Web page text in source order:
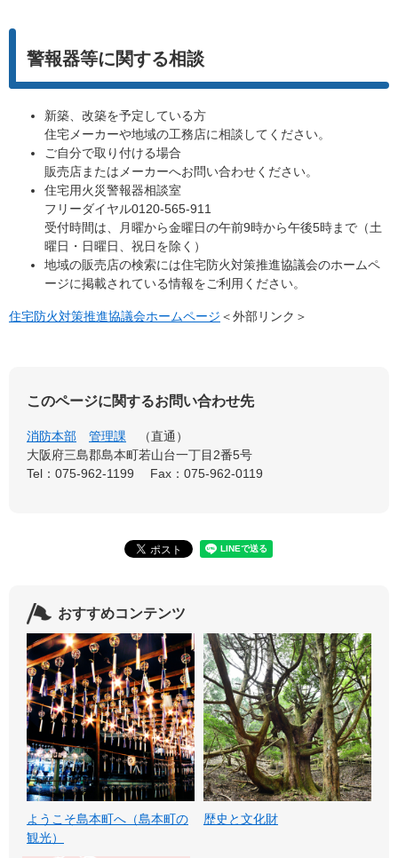
警報器等に関する相談
新築、改築を予定している方
住宅メーカーや地域の工務店に相談してください。
ご自分で取り付ける場合
販売店またはメーカーへお問い合わせください。
住宅用火災警報器相談室
フリーダイヤル0120-565-911
受付時間は、月曜から金曜日の午前9時から午後5時まで（土
曜日・日曜日、祝日を除く）
地域の販売店の検索には住宅防火対策推進協議会のホームペ
ージに掲載されている情報をご利用ください。
住宅防火対策推進協議会ホームページ ＜外部リンク＞
このページに関するお問い合わせ先
消防本部 管理課
直通
大阪府三島郡島本町若山台一丁目2番5号
Tel：075-962-1199
Fax：075-962-0119
おすすめコンテンツ
ようこそ島本町へ（島本町の
観光）
歴史と文化財